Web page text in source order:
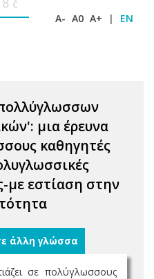
A- A0 A+ | EN
μια έρευνα
καθηγητές
με εστίαση στην
άλλη γλώσσα
σε πoλύγλωσσους